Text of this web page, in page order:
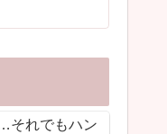
それでもハン